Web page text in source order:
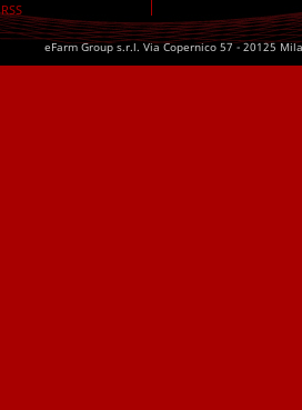
RSS
eFarm Group s.r.l. Via Copernico 57 - 20125